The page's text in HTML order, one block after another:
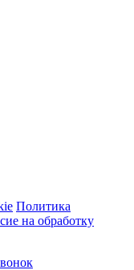
Политика
на обработку